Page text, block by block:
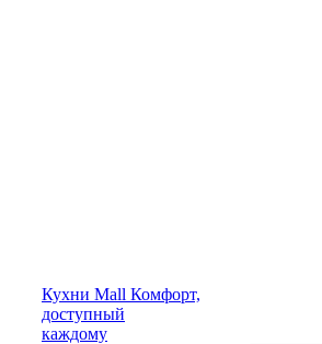
Кухни Mall Комфорт,
доступный
каждому